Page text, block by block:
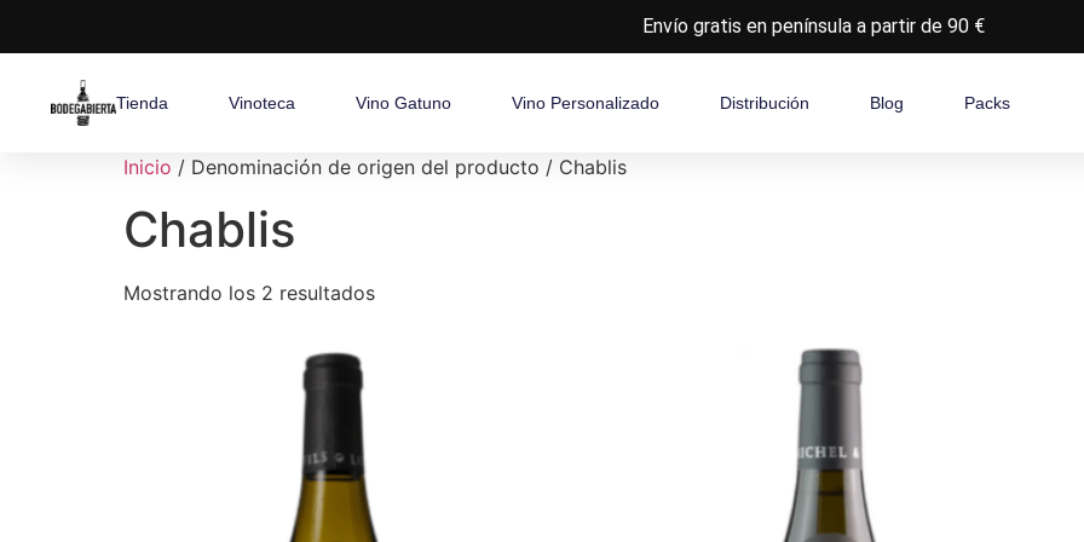
Envío gratis en península a partir de 90 €
Tienda Vinoteca Vino Gatuno Vino Personalizado Distribución Blog Packs
Inicio / Denominación de origen del producto / Chablis
Chablis
Mostrando los 2 resultados